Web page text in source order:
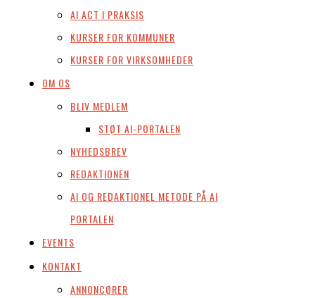
AI ACT I PRAKSIS
KURSER FOR KOMMUNER
KURSER FOR VIRKSOMHEDER
OM OS
BLIV MEDLEM
STØT AI-PORTALEN
NYHEDSBREV
REDAKTIONEN
AI OG REDAKTIONEL METODE PÅ AI
PORTALEN
EVENTS
KONTAKT
ANNONCØRER